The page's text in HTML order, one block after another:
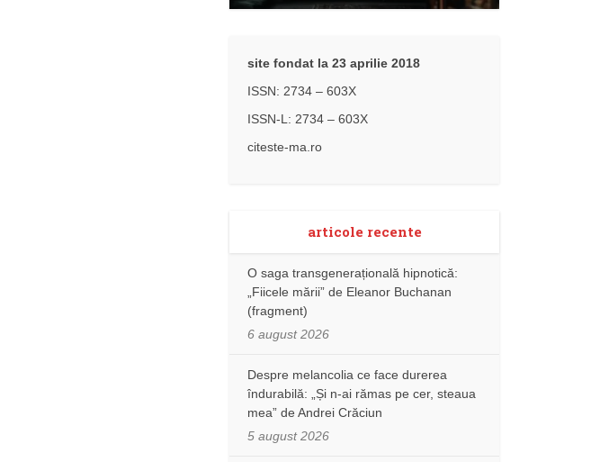
site fondat la 23 aprilie 2018
ISSN: 2734 – 603X
ISSN-L: 2734 – 603X
citeste-ma.ro
articole recente
O saga transgenerațională hipnotică:
„Fiicele mării” de Eleanor Buchanan
(fragment)
6 august 2026
Despre melancolia ce face durerea
îndurabilă: „Și n-ai rămas pe cer, steaua
mea” de Andrei Crăciun
5 august 2026